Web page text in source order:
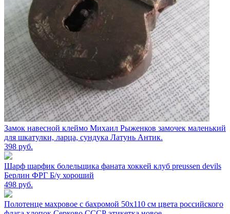
Замок навесной клеймо Михаил Рыженков замочек маленький
для шкатулки, ларца, сундука Латунь Антик.
398 руб.
Шарф шарфик болельщика фаната хоккей клуб preussen devils
Берлин ФРГ Б/у хороший
498 руб.
Полотенце махровое с бахромой 50х110 см цвета российского